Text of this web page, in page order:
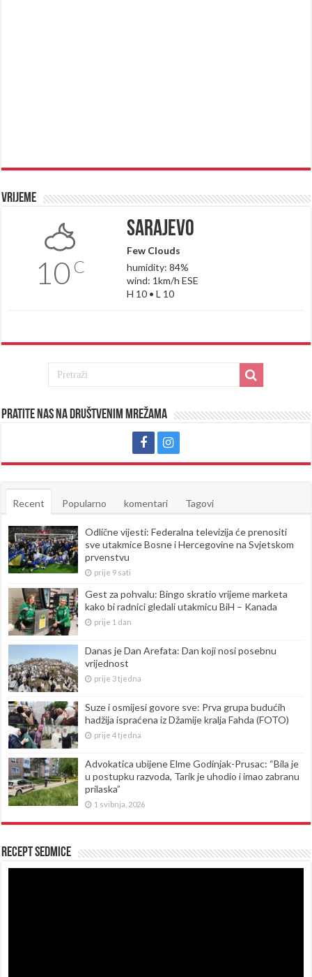
Vrijeme
10 C
Sarajevo
Few Clouds
humidity: 84%
wind: 1km/h ESE
H 10 • L 10
Pratite nas na društvenim mrežama
Recent Popularno komentari Tagovi
Odlične vijesti: Federalna televizija će prenositi
sve utakmice Bosne i Hercegovine na Svjetskom
prvenstvu
prije 9 sati
Gest za pohvalu: Bingo skratio vrijeme marketa
kako bi radnici gledali utakmicu BiH – Kanada
prije 1 dan
Danas je Dan Arefata: Dan koji nosi posebnu
vrijednost
prije 3 tjedna
Suze i osmijesi govore sve: Prva grupa budućih
hadžija ispraćena iz Džamije kralja Fahda (FOTO)
prije 4 tjedna
Advokatica ubijene Elme Godinjak-Prusac: “Bila je
u postupku razvoda, Tarik je uhodio i imao zabranu
prilaska”
1 svibnja, 2026
Recept sedmice